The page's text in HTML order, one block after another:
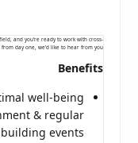
and you're ready to work with cross-
day one, we'd like to hear from you!
Benefits
well-being
& regular
events